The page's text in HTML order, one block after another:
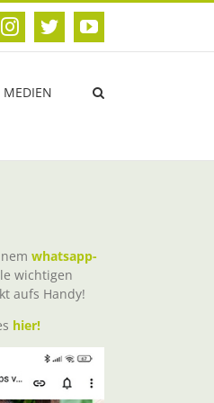
Instagram
TwitterYouTube
MEDIEN
whatsapp-
wichtigen
aufs Handy!
hier!